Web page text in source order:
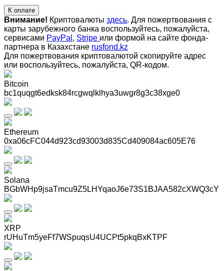
К оплате
Внимание! Криптовалюты здесь. Для пожертвования с
карты зарубежного банка воспользуйтесь, пожалуйста,
сервисами PayPal , Stripe или формой на сайте фонда-
партнера в Казахстане rusfond.kz
Для пожертвования криптовалютой скопируйте адрес
или воспользуйтесь, пожалуйста, QR-кодом.
Bitcoin
bc1quqgt6edksk84rcgwqlklhya3uwgr8g3c38xge0
Ethereum
0xa06cFC044d923cd93003d835Cd409084ac605E76
Solana
BGbWHp9jsaTmcu9Z5LHYqaoJ6e73S1BJAA582cXWQ3cY
XRP
rUHuTm5yeFf7WSpuqsU4UCPt5pkqBxKTPF